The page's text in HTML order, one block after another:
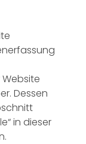
Dessen
in dieser